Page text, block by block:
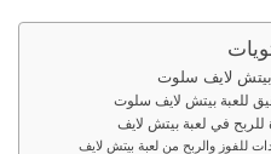
بيتش لايف سلوت
للعبة بيتش لايف سلوت
في لعبة بيتش لايف
للفوز والربح من لعبة بيتش لايف